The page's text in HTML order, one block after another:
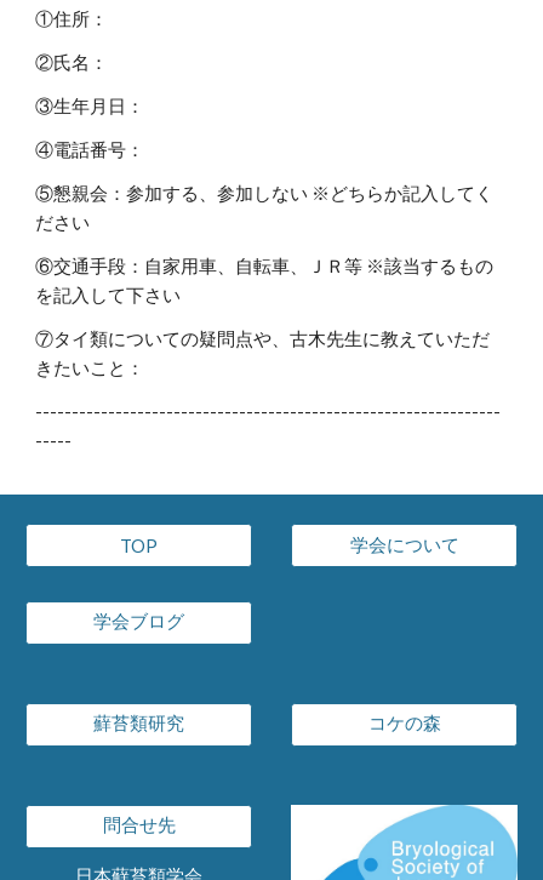
①住所：
②氏名：
③生年月日：
④電話番号：
⑤懇親会：参加する、参加しない ※どちらか記入してく
ださい
⑥交通手段：自家用車、自転車、ＪＲ等 ※該当するもの
を記入して下さい
⑦タイ類についての疑問点や、古木先生に教えていただ
きたいこと：
----------------------------------------------------------------
-----
TOP
学会ブログ
学会について
蘚苔類研究 コケの森
問合せ先
日本蘚苔類学会